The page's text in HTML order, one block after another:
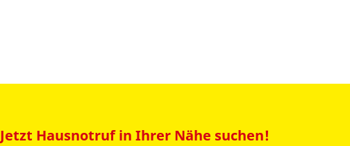
Suchformular
Jetzt Hausnotruf in Ihrer Nähe suchen!